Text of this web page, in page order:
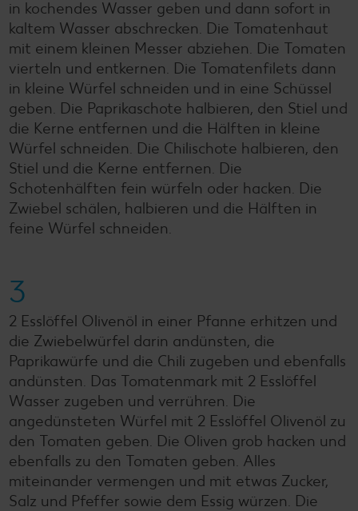
in kochendes Wasser geben und dann sofort in
kaltem Wasser abschrecken. Die Tomatenhaut
mit einem kleinen Messer abziehen. Die Tomaten
vierteln und entkernen. Die Tomatenfilets dann
in kleine Würfel schneiden und in eine Schüssel
geben. Die Paprikaschote halbieren, den Stiel und
die Kerne entfernen und die Hälften in kleine
Würfel schneiden. Die Chilischote halbieren, den
Stiel und die Kerne entfernen. Die
Schotenhälften fein würfeln oder hacken. Die
Zwiebel schälen, halbieren und die Hälften in
feine Würfel schneiden.
3
2 Esslöffel Olivenöl in einer Pfanne erhitzen und
die Zwiebelwürfel darin andünsten, die
Paprikawürfe und die Chili zugeben und ebenfalls
andünsten. Das Tomatenmark mit 2 Esslöffel
Wasser zugeben und verrühren. Die
angedünsteten Würfel mit 2 Esslöffel Olivenöl zu
den Tomaten geben. Die Oliven grob hacken und
ebenfalls zu den Tomaten geben. Alles
miteinander vermengen und mit etwas Zucker,
Salz und Pfeffer sowie dem Essig würzen. Die